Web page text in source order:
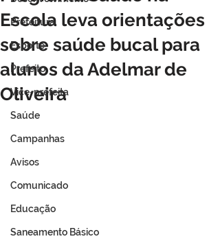
Prefeitura
Esporte
Prefeito
Vice-prefeita
Saúde
Campanhas
Avisos
Comunicado
Educação
Saneamento Básico
Escola leva orientações
sobre saúde bucal para
alunos da Adelmar de
Oliveira